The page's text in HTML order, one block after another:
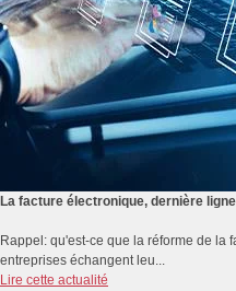
La facture électronique, dernière
Rappel: qu'est-ce que la réforme de la
entreprises échangent leu...
Lire cette actualité